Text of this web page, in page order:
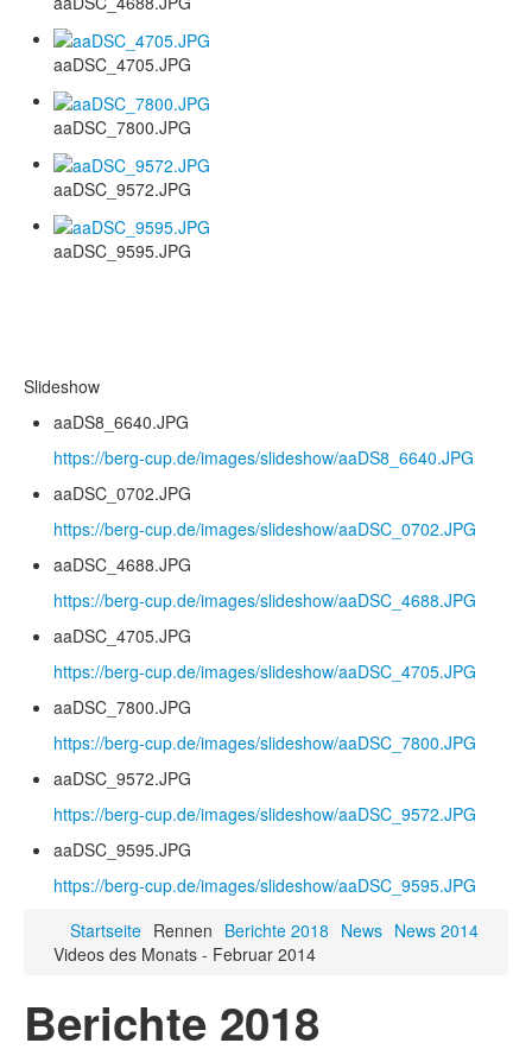
aaDSC_4705.JPG
aaDSC_7800.JPG
aaDSC_9572.JPG
aaDSC_9595.JPG
Slideshow
aaDS8_6640.JPG
https://berg-cup.de/images/slideshow/aaDS8_6640.JPG
aaDSC_0702.JPG
https://berg-cup.de/images/slideshow/aaDSC_0702.JPG
aaDSC_4688.JPG
https://berg-cup.de/images/slideshow/aaDSC_4688.JPG
aaDSC_4705.JPG
https://berg-cup.de/images/slideshow/aaDSC_4705.JPG
aaDSC_7800.JPG
https://berg-cup.de/images/slideshow/aaDSC_7800.JPG
aaDSC_9572.JPG
https://berg-cup.de/images/slideshow/aaDSC_9572.JPG
aaDSC_9595.JPG
https://berg-cup.de/images/slideshow/aaDSC_9595.JPG
Startseite Rennen Berichte 2018 News News 2014
Videos des Monats - Februar 2014
Berichte 2018